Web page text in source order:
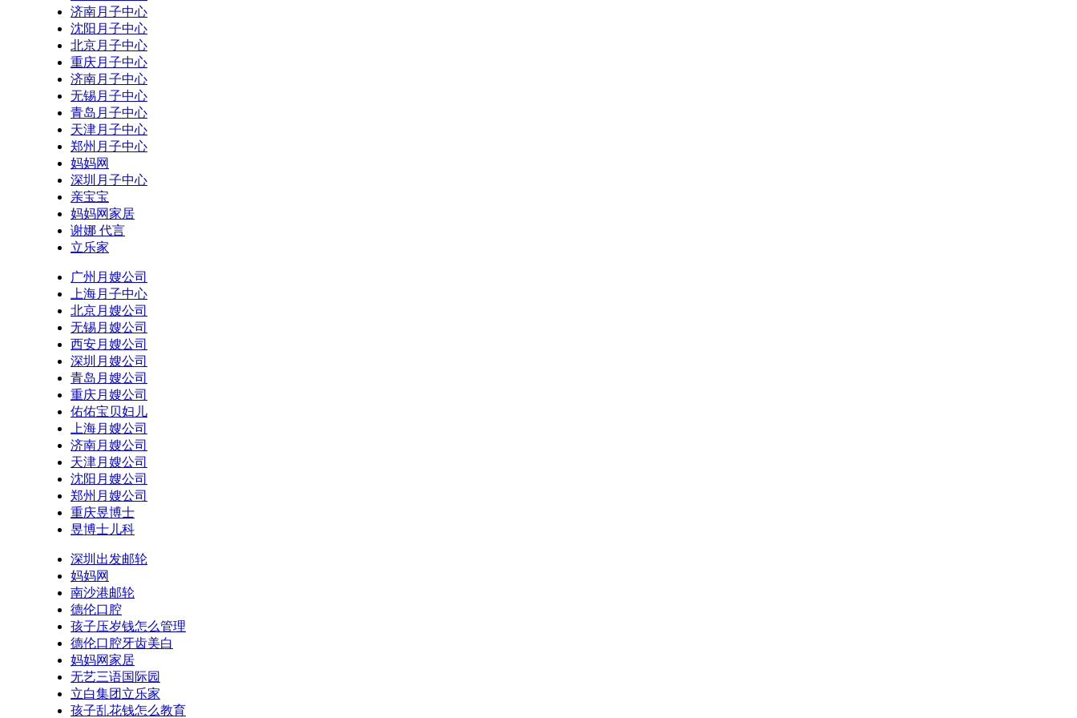
济南月子中心
沈阳月子中心
北京月子中心
重庆月子中心
济南月子中心
无锡月子中心
青岛月子中心
天津月子中心
郑州月子中心
妈妈网
深圳月子中心
亲宝宝
妈妈网家居
谢娜 代言
立乐家
广州月嫂公司
上海月子中心
北京月嫂公司
无锡月嫂公司
西安月嫂公司
深圳月嫂公司
青岛月嫂公司
重庆月嫂公司
佑佑宝贝妇儿
上海月嫂公司
济南月嫂公司
天津月嫂公司
沈阳月嫂公司
郑州月嫂公司
重庆昱博士
昱博士儿科
深圳出发邮轮
妈妈网
南沙港邮轮
德伦口腔
孩子压岁钱怎么管理
德伦口腔牙齿美白
妈妈网家居
无艺三语国际园
立白集团立乐家
孩子乱花钱怎么教育